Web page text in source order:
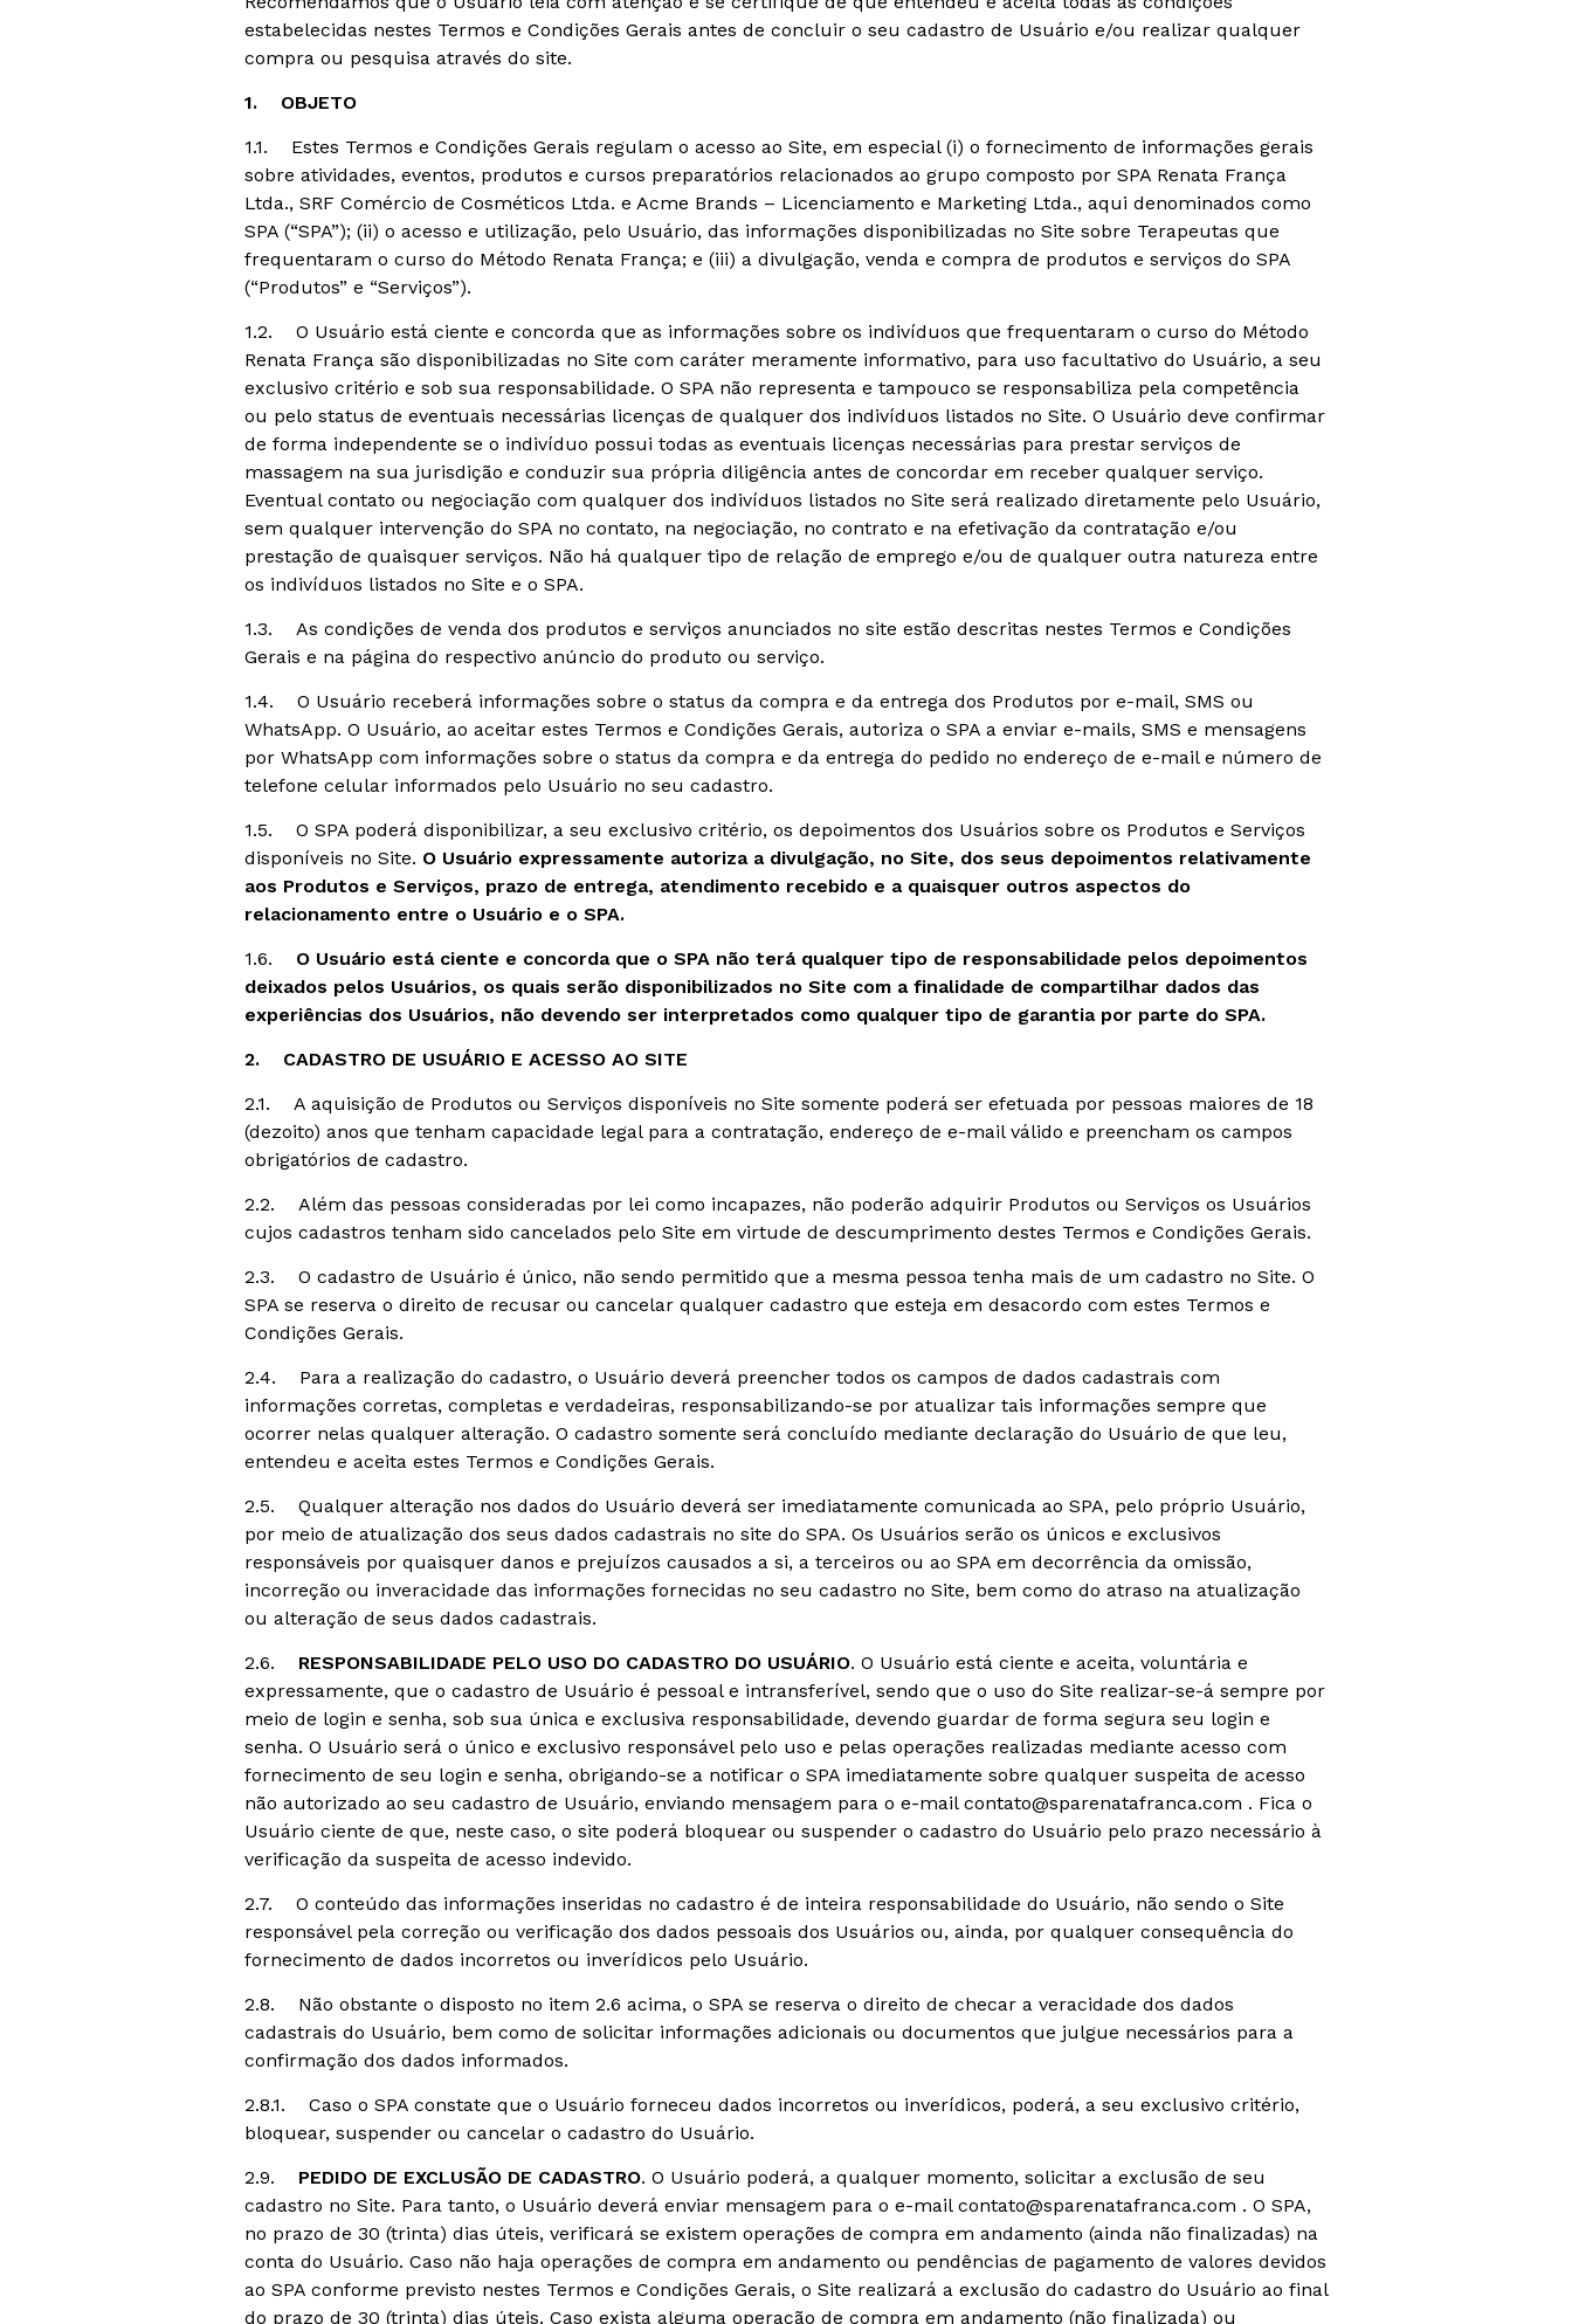
estabelecidas nestes Termos e Condições Gerais antes de concluir o seu cadastro de Usuário e/ou realizar qualquer
compra ou pesquisa através do site.
1. OBJETO
1.1. Estes Termos e Condições Gerais regulam o acesso ao Site, em especial (i) o fornecimento de informações gerais
sobre atividades, eventos, produtos e cursos preparatórios relacionados ao grupo composto por SPA Renata França
Ltda., SRF Comércio de Cosméticos Ltda. e Acme Brands – Licenciamento e Marketing Ltda., aqui denominados como
SPA (“SPA”); (ii) o acesso e utilização, pelo Usuário, das informações disponibilizadas no Site sobre Terapeutas que
frequentaram o curso do Método Renata França; e (iii) a divulgação, venda e compra de produtos e serviços do SPA
(“Produtos” e “Serviços”).
1.2. O Usuário está ciente e concorda que as informações sobre os indivíduos que frequentaram o curso do Método
Renata França são disponibilizadas no Site com caráter meramente informativo, para uso facultativo do Usuário, a seu
exclusivo critério e sob sua responsabilidade. O SPA não representa e tampouco se responsabiliza pela competência
ou pelo status de eventuais necessárias licenças de qualquer dos indivíduos listados no Site. O Usuário deve confirmar
de forma independente se o indivíduo possui todas as eventuais licenças necessárias para prestar serviços de
massagem na sua jurisdição e conduzir sua própria diligência antes de concordar em receber qualquer serviço.
Eventual contato ou negociação com qualquer dos indivíduos listados no Site será realizado diretamente pelo Usuário,
sem qualquer intervenção do SPA no contato, na negociação, no contrato e na efetivação da contratação e/ou
prestação de quaisquer serviços. Não há qualquer tipo de relação de emprego e/ou de qualquer outra natureza entre
os indivíduos listados no Site e o SPA.
1.3. As condições de venda dos produtos e serviços anunciados no site estão descritas nestes Termos e Condições
Gerais e na página do respectivo anúncio do produto ou serviço.
1.4. O Usuário receberá informações sobre o status da compra e da entrega dos Produtos por e-mail, SMS ou
WhatsApp. O Usuário, ao aceitar estes Termos e Condições Gerais, autoriza o SPA a enviar e-mails, SMS e mensagens
por WhatsApp com informações sobre o status da compra e da entrega do pedido no endereço de e-mail e número de
telefone celular informados pelo Usuário no seu cadastro.
1.5. O SPA poderá disponibilizar, a seu exclusivo critério, os depoimentos dos Usuários sobre os Produtos e Serviços
disponíveis no Site. O Usuário expressamente autoriza a divulgação, no Site, dos seus depoimentos relativamente
aos Produtos e Serviços, prazo de entrega, atendimento recebido e a quaisquer outros aspectos do
relacionamento entre o Usuário e o SPA.
1.6. O Usuário está ciente e concorda que o SPA não terá qualquer tipo de responsabilidade pelos depoimentos
deixados pelos Usuários, os quais serão disponibilizados no Site com a finalidade de compartilhar dados das
experiências dos Usuários, não devendo ser interpretados como qualquer tipo de garantia por parte do SPA.
2. CADASTRO DE USUÁRIO E ACESSO AO SITE
2.1. A aquisição de Produtos ou Serviços disponíveis no Site somente poderá ser efetuada por pessoas maiores de 18
(dezoito) anos que tenham capacidade legal para a contratação, endereço de e-mail válido e preencham os campos
obrigatórios de cadastro.
2.2. Além das pessoas consideradas por lei como incapazes, não poderão adquirir Produtos ou Serviços os Usuários
cujos cadastros tenham sido cancelados pelo Site em virtude de descumprimento destes Termos e Condições Gerais.
2.3. O cadastro de Usuário é único, não sendo permitido que a mesma pessoa tenha mais de um cadastro no Site. O
SPA se reserva o direito de recusar ou cancelar qualquer cadastro que esteja em desacordo com estes Termos e
Condições Gerais.
2.4. Para a realização do cadastro, o Usuário deverá preencher todos os campos de dados cadastrais com
informações corretas, completas e verdadeiras, responsabilizando-se por atualizar tais informações sempre que
ocorrer nelas qualquer alteração. O cadastro somente será concluído mediante declaração do Usuário de que leu,
entendeu e aceita estes Termos e Condições Gerais.
2.5. Qualquer alteração nos dados do Usuário deverá ser imediatamente comunicada ao SPA, pelo próprio Usuário,
por meio de atualização dos seus dados cadastrais no site do SPA. Os Usuários serão os únicos e exclusivos
responsáveis por quaisquer danos e prejuízos causados a si, a terceiros ou ao SPA em decorrência da omissão,
incorreção ou inveracidade das informações fornecidas no seu cadastro no Site, bem como do atraso na atualização
ou alteração de seus dados cadastrais.
2.6. RESPONSABILIDADE PELO USO DO CADASTRO DO USUÁRIO. O Usuário está ciente e aceita, voluntária e
expressamente, que o cadastro de Usuário é pessoal e intransferível, sendo que o uso do Site realizar-se-á sempre por
meio de login e senha, sob sua única e exclusiva responsabilidade, devendo guardar de forma segura seu login e
senha. O Usuário será o único e exclusivo responsável pelo uso e pelas operações realizadas mediante acesso com
fornecimento de seu login e senha, obrigando-se a notificar o SPA imediatamente sobre qualquer suspeita de acesso
não autorizado ao seu cadastro de Usuário, enviando mensagem para o e-mail contato@sparenatafranca.com . Fica o
Usuário ciente de que, neste caso, o site poderá bloquear ou suspender o cadastro do Usuário pelo prazo necessário à
verificação da suspeita de acesso indevido.
2.7. O conteúdo das informações inseridas no cadastro é de inteira responsabilidade do Usuário, não sendo o Site
responsável pela correção ou verificação dos dados pessoais dos Usuários ou, ainda, por qualquer consequência do
fornecimento de dados incorretos ou inverídicos pelo Usuário.
2.8. Não obstante o disposto no item 2.6 acima, o SPA se reserva o direito de checar a veracidade dos dados
cadastrais do Usuário, bem como de solicitar informações adicionais ou documentos que julgue necessários para a
confirmação dos dados informados.
2.8.1. Caso o SPA constate que o Usuário forneceu dados incorretos ou inverídicos, poderá, a seu exclusivo critério,
bloquear, suspender ou cancelar o cadastro do Usuário.
2.9. PEDIDO DE EXCLUSÃO DE CADASTRO. O Usuário poderá, a qualquer momento, solicitar a exclusão de seu
cadastro no Site. Para tanto, o Usuário deverá enviar mensagem para o e-mail contato@sparenatafranca.com . O SPA,
no prazo de 30 (trinta) dias úteis, verificará se existem operações de compra em andamento (ainda não finalizadas) na
conta do Usuário. Caso não haja operações de compra em andamento ou pendências de pagamento de valores devidos
ao SPA conforme previsto nestes Termos e Condições Gerais, o Site realizará a exclusão do cadastro do Usuário ao final
do prazo de 30 (trinta) dias úteis. Caso exista alguma operação de compra em andamento (não finalizada) ou